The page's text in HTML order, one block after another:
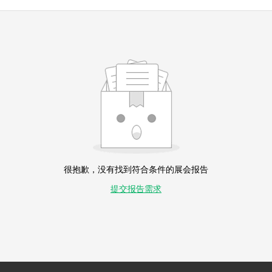
很抱歉，没有找到符合条件的展会报告
提交报告需求